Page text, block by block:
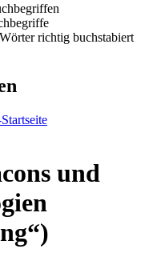
richtig buchstabiert
und